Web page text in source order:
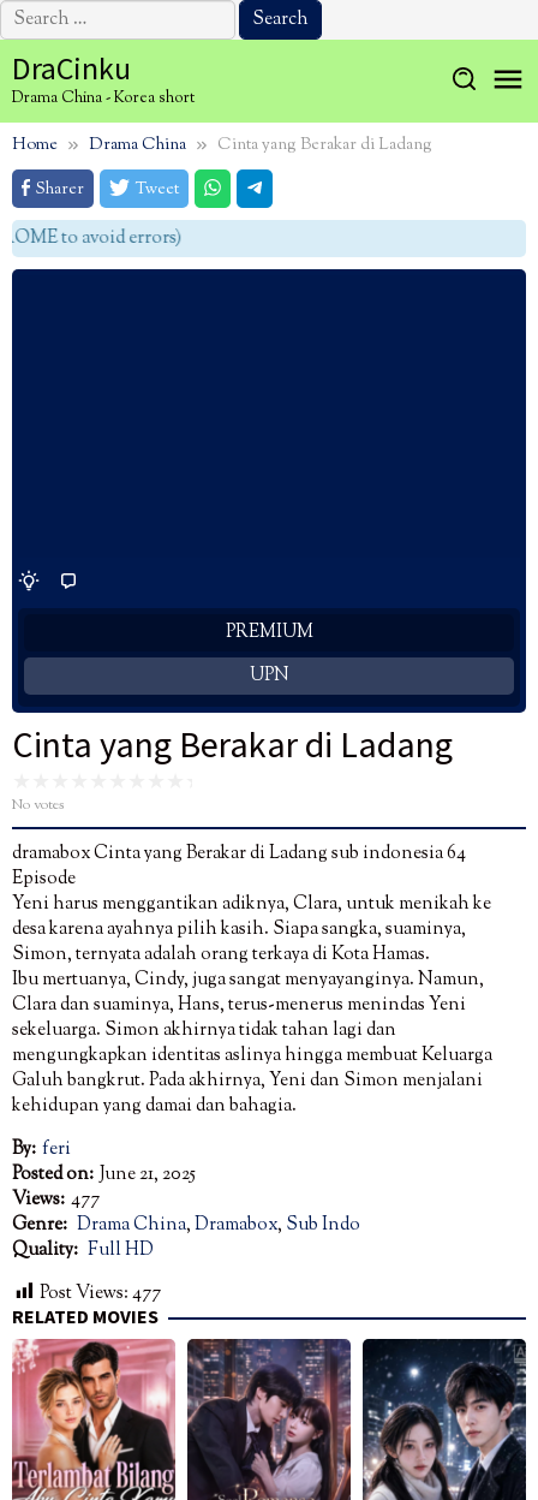
Search
for:
to
content
DraCinku
Drama China - Korea short
Home Drama China
Cinta yang Berakar di Ladang
Sharer
Tweet
to avoid errors)
PREMIUM
UPN
Cinta yang Berakar di Ladang
No votes
dramabox Cinta yang Berakar di Ladang sub indonesia 64
Episode
Yeni harus menggantikan adiknya, Clara, untuk menikah ke
desa karena ayahnya pilih kasih. Siapa sangka, suaminya,
Simon, ternyata adalah orang terkaya di Kota Hamas.
Ibu mertuanya, Cindy, juga sangat menyayanginya. Namun,
Clara dan suaminya, Hans, terus-menerus menindas Yeni
sekeluarga. Simon akhirnya tidak tahan lagi dan
mengungkapkan identitas aslinya hingga membuat Keluarga
Galuh bangkrut. Pada akhirnya, Yeni dan Simon menjalani
kehidupan yang damai dan bahagia.
By: feri
Posted on: June 21, 2025
Views: 477
Genre: Drama China,Dramabox, Sub Indo
Quality: Full HD
Post Views:477
RELATED MOVIES